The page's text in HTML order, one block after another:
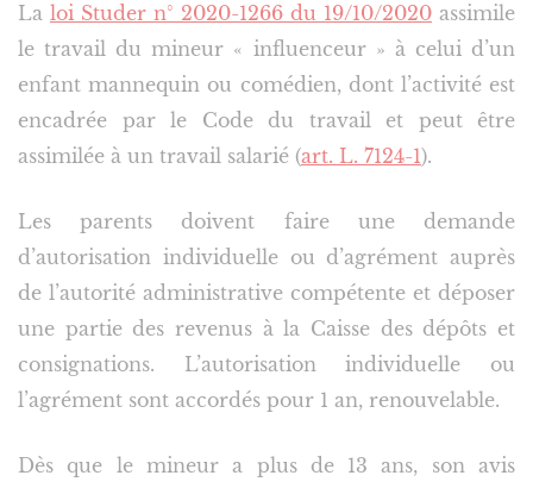
La loi Studer n° 2020-1266 du 19/10/2020 assimile
le travail du mineur « influenceur » à celui d’un
enfant mannequin ou comédien, dont l’activité est
encadrée par le Code du travail et peut être
assimilée à un travail salarié (art. L. 7124-1).
Les parents doivent faire une demande
d’autorisation individuelle ou d’agrément auprès
de l’autorité administrative compétente et déposer
une partie des revenus à la Caisse des dépôts et
consignations. L’autorisation individuelle ou
l’agrément sont accordés pour 1 an, renouvelable.
Dès que le mineur a plus de 13 ans, son avis